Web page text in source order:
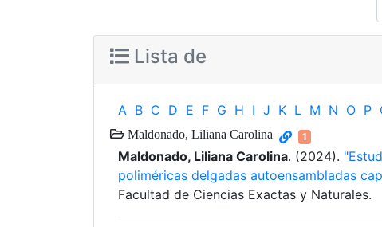
Lista de
A B C D E F G H I J K L M N O P
Maldonado, Liliana Carolina 1
Maldonado, Liliana Carolina. (2024).
poliméricas delgadas autoensambladas
Facultad de Ciencias Exactas y Naturales.